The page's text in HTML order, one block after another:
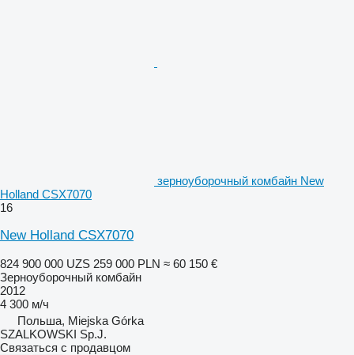
зерноуборочный комбайн New
Holland CSX7070
16
New Holland CSX7070
824 900 000 UZS 259 000 PLN ≈ 60 150 €
Зерноуборочный комбайн
2012
4 300 м/ч
Польша, Miejska Górka
SZALKOWSKI Sp.J.
Связаться с продавцом